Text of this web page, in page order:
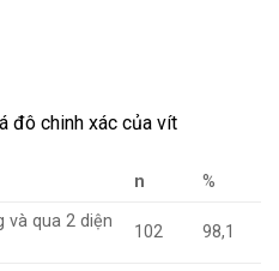
đô chinh xác của vít
n
%
và qua 2 diện
102 98,1